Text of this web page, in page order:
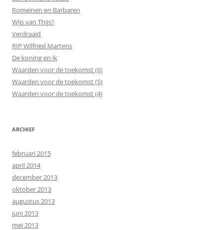
Romeinen en Barbaren
Wijs van Thijs?
Verdraaid
RIP Wilfried Martens
De koning en ik
Waarden voor de toekomst (6)
Waarden voor de toekomst (5)
Waarden voor de toekomst (4)
ARCHIEF
februari 2015
april 2014
december 2013
oktober 2013
augustus 2013
juni 2013
mei 2013